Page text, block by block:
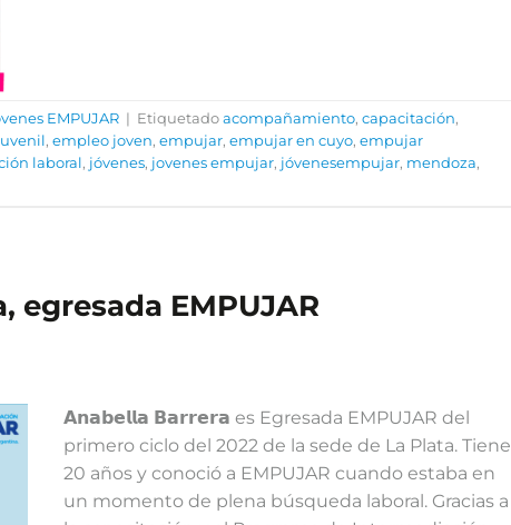
EMPUJAR Etiquetado acompañamiento, capacitación,
, empleo joven, empujar, empujar en cuyo, empujar
laboral, jóvenes, jovenes empujar, jóvenesempujar, mendoza,
egresada EMPUJAR
𝗔𝗻𝗮𝗯𝗲𝗹𝗹𝗮 𝗕𝗮𝗿𝗿𝗲𝗿𝗮 es Egresada EMPUJAR del
primero ciclo del 2022 de la sede de La Plata. Tiene
20 años y conoció a EMPUJAR cuando estaba en
un momento de plena búsqueda laboral. Gracias a